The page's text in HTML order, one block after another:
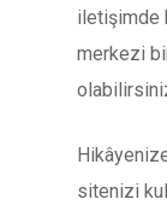
iletişimde
merkezi
sitenizi